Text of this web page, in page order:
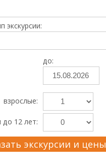
экскурсии:
до:
взрослые:
до 12 лет:
экскурсии и цены